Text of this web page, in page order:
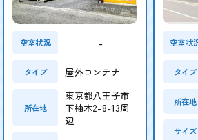
空室状況 -
タイプ 屋外コンテナ
所在地
東京都八王子市
下柚木2-8-13周
辺
空室状
タイプ
所在地
サイズ